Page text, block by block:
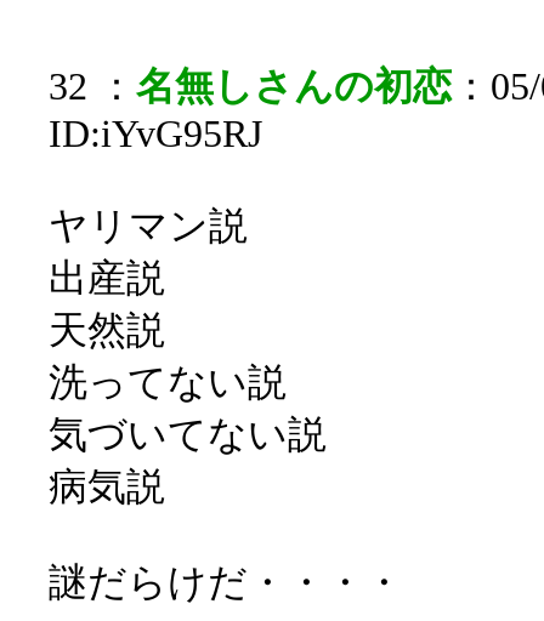
32 ： 名無しさんの初恋：
ID:iYvG95RJ
ヤリマン説
出産説
天然説
洗ってない説
気づいてない説
病気説
謎だらけだ・・・・